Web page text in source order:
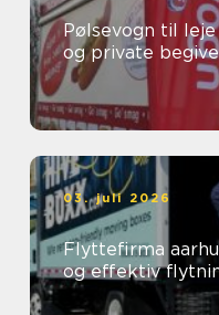
Pølsevogn til
og private
03. juli 2026
Flyttefirma aarhus sådan får du en
og effektiv